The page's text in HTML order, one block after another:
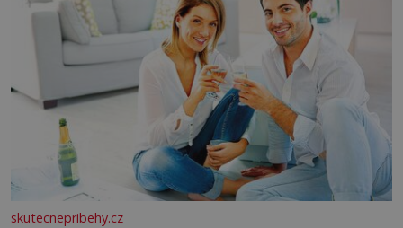
skutecnepribehy.cz